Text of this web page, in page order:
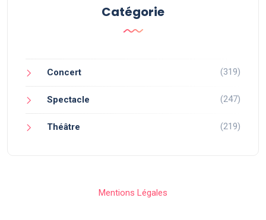
Catégorie
Concert (319)
Spectacle (247)
Théâtre (219)
Mentions Légales